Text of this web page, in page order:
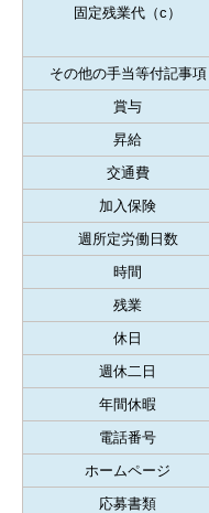
固定残業代（c）
その他の手当等付記事項
賞与
昇給
交通費
加入保険
週所定労働日数
時間
残業
休日
週休二日
年間休暇
電話番号
ホームページ
応募書類